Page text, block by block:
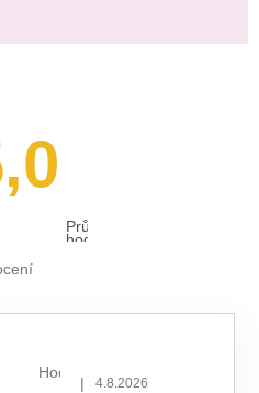
Průměrné
hodnocení
Hodnocení obchodu je 5 z 5
| 4.8.2026